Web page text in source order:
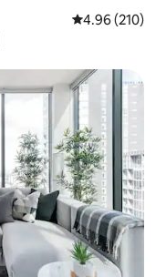
평점 4.96점(5
4.96 (210)